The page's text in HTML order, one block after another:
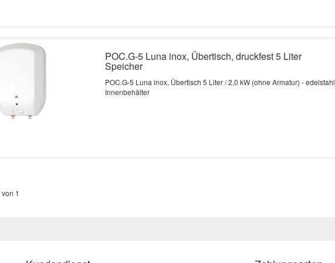
POC.G-5 Luna inox, Übertisch, druckfest 5 Liter
Speicher
POC.G-5 Luna inox, Übertisch 5 Liter / 2,0 kW (ohne Armatur) - edelstahl
Innenbehälter
1